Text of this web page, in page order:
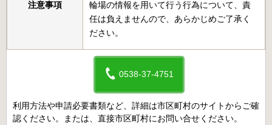
注意事項
輪場の情報を用いて行う行為について、責
任は負えませんので、あらかじめご了承く
ださい。
0538-37-4751
利用方法や申請必要書類など、詳細は市区町村のサイトからご確
認ください。または、直接市区町村にお問い合せください。